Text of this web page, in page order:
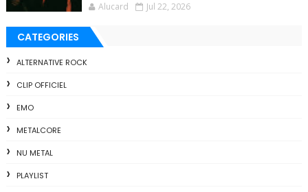
Alucard Jul 22, 2026
CATEGORIES
ALTERNATIVE ROCK
CLIP OFFICIEL
EMO
METALCORE
NU METAL
PLAYLIST